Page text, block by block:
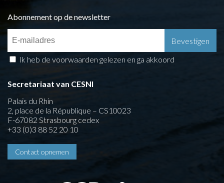
Abonnement op de newsletter
Ik heb de voorwaarden gelezen en ga akkoord
Secretariaat van CESNI
Palais du Rhin
2, place de la République – CS10023
F-67082 Strasbourg cedex
+33 (0)3 88 52 20 10
Contact opnemen